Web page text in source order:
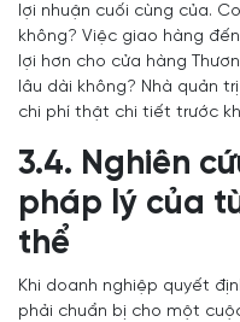
lợi nhuận cuối cùng của.
không? Việc giao hàng
lợi hơn cho cửa hàng
lâu dài không? Nhà quản
chi phí thật chi tiết trước
3.4. Nghiên
pháp lý của
thể
Khi doanh nghiệp quyết
phải chuẩn bị cho một